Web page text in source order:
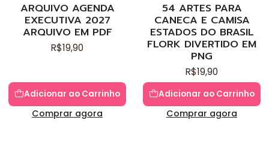
ARQUIVO AGENDA
EXECUTIVA 2027
ARQUIVO EM PDF
R$19,90
Adicionar ao Carrinho
Comprar agora
54 ARTES PARA
CANECA E CAMISA
ESTADOS DO BRASIL
FLORK DIVERTIDO EM
PNG
R$19,90
Adicionar ao Carrinho
Comprar agora